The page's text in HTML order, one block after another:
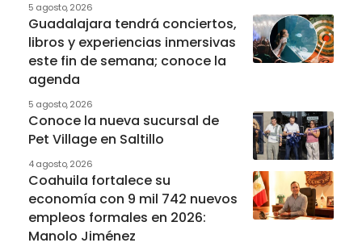
5 agosto, 2026
Guadalajara tendrá conciertos,
libros y experiencias inmersivas
este fin de semana; conoce la
agenda
5 agosto, 2026
Conoce la nueva sucursal de
Pet Village en Saltillo
4 agosto, 2026
Coahuila fortalece su
economía con 9 mil 742 nuevos
empleos formales en 2026:
Manolo Jiménez